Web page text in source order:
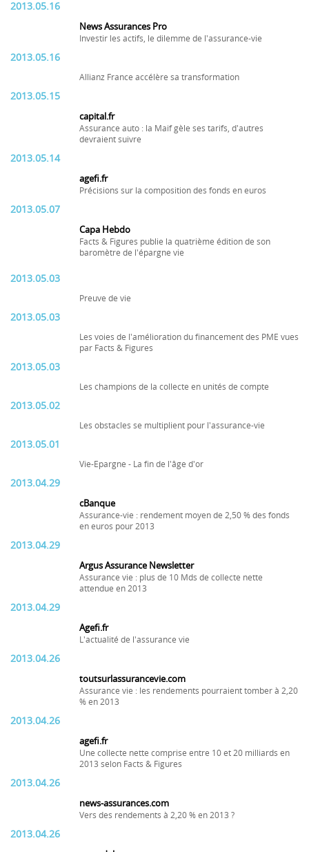
2013.05.16
News Assurances Pro
Investir les actifs, le dilemme de l'assurance-vie
2013.05.16
Allianz France accélère sa transformation
2013.05.15
capital.fr
Assurance auto : la Maif gèle ses tarifs, d'autres
devraient suivre
2013.05.14
agefi.fr
Précisions sur la composition des fonds en euros
2013.05.07
Capa Hebdo
Facts & Figures publie la quatrième édition de son
baromètre de l'épargne vie
2013.05.03
Preuve de vie
2013.05.03
Les voies de l'amélioration du financement des PME vues
par Facts & Figures
2013.05.03
Les champions de la collecte en unités de compte
2013.05.02
Les obstacles se multiplient pour l'assurance-vie
2013.05.01
Vie-Epargne - La fin de l'âge d'or
2013.04.29
cBanque
Assurance-vie : rendement moyen de 2,50 % des fonds
en euros pour 2013
2013.04.29
Argus Assurance Newsletter
Assurance vie : plus de 10 Mds de collecte nette
attendue en 2013
2013.04.29
Agefi.fr
L'actualité de l'assurance vie
2013.04.26
toutsurlassurancevie.com
Assurance vie : les rendements pourraient tomber à 2,20
% en 2013
2013.04.26
agefi.fr
Une collecte nette comprise entre 10 et 20 milliards en
2013 selon Facts & Figures
2013.04.26
news-assurances.com
Vers des rendements à 2,20 % en 2013 ?
2013.04.26